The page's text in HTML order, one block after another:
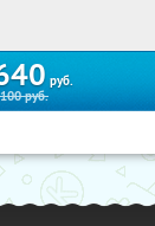
руб.
руб.